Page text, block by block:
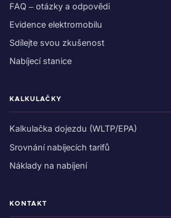
FAQ – otázky a odpovědi
Evidence elektromobilu
Sdílejte svou zkušenost
Nabíjecí stanice
KALKULAČKY
Kalkulačka dojezdu (WLTP/EPA)
Srovnání nabíjecích tarifů
Náklady na nabíjení
KONTAKT